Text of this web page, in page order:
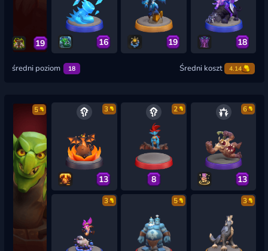
19 16 19 18
średni poziom 18 Średni koszt 4.14
5 3
13
2
8
6
13
3 5 3